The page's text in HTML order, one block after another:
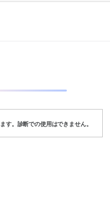
す。診断での使用はできません。